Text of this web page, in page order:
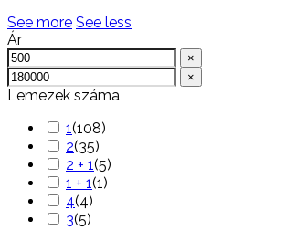
See more See less
Ár
×
×
Lemezek száma
1(108)
2(35)
2 + 1(5)
1 + 1(1)
4(4)
3(5)